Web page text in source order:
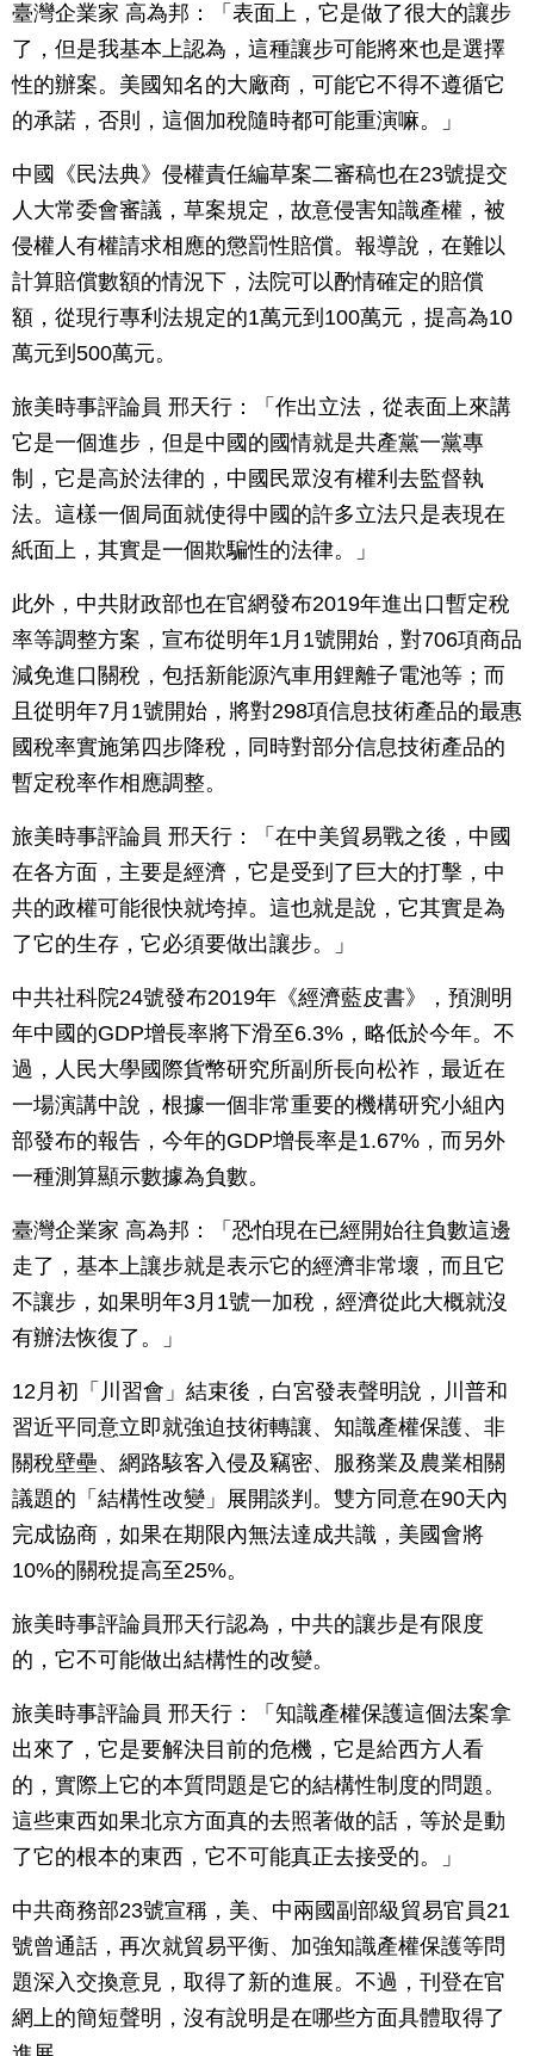
臺灣企業家 高為邦：「表面上，它是做了很大的讓步
了，但是我基本上認為，這種讓步可能將來也是選擇
性的辦案。美國知名的大廠商，可能它不得不遵循它
的承諾，否則，這個加稅隨時都可能重演嘛。」
中國《民法典》侵權責任編草案二審稿也在23號提交
人大常委會審議，草案規定，故意侵害知識產權，被
侵權人有權請求相應的懲罰性賠償。報導說，在難以
計算賠償數額的情況下，法院可以酌情確定的賠償
額，從現行專利法規定的1萬元到100萬元，提高為10
萬元到500萬元。
旅美時事評論員 邢天行：「作出立法，從表面上來講
它是一個進步，但是中國的國情就是共產黨一黨專
制，它是高於法律的，中國民眾沒有權利去監督執
法。這樣一個局面就使得中國的許多立法只是表現在
紙面上，其實是一個欺騙性的法律。」
此外，中共財政部也在官網發布2019年進出口暫定稅
率等調整方案，宣布從明年1月1號開始，對706項商品
減免進口關稅，包括新能源汽車用鋰離子電池等；而
且從明年7月1號開始，將對298項信息技術產品的最惠
國稅率實施第四步降稅，同時對部分信息技術產品的
暫定稅率作相應調整。
旅美時事評論員 邢天行：「在中美貿易戰之後，中國
在各方面，主要是經濟，它是受到了巨大的打擊，中
共的政權可能很快就垮掉。這也就是說，它其實是為
了它的生存，它必須要做出讓步。」
中共社科院24號發布2019年《經濟藍皮書》，預測明
年中國的GDP增長率將下滑至6.3%，略低於今年。不
過，人民大學國際貨幣研究所副所長向松祚，最近在
一場演講中說，根據一個非常重要的機構研究小組內
部發布的報告，今年的GDP增長率是1.67%，而另外
一種測算顯示數據為負數。
臺灣企業家 高為邦：「恐怕現在已經開始往負數這邊
走了，基本上讓步就是表示它的經濟非常壞，而且它
不讓步，如果明年3月1號一加稅，經濟從此大概就沒
有辦法恢復了。」
12月初「川習會」結束後，白宮發表聲明說，川普和
習近平同意立即就強迫技術轉讓、知識產權保護、非
關稅壁壘、網路駭客入侵及竊密、服務業及農業相關
議題的「結構性改變」展開談判。雙方同意在90天內
完成協商，如果在期限內無法達成共識，美國會將
10%的關稅提高至25%。
旅美時事評論員邢天行認為，中共的讓步是有限度
的，它不可能做出結構性的改變。
旅美時事評論員 邢天行：「知識產權保護這個法案拿
出來了，它是要解決目前的危機，它是給西方人看
的，實際上它的本質問題是它的結構性制度的問題。
這些東西如果北京方面真的去照著做的話，等於是動
了它的根本的東西，它不可能真正去接受的。」
中共商務部23號宣稱，美、中兩國副部級貿易官員21
號曾通話，再次就貿易平衡、加強知識產權保護等問
題深入交換意見，取得了新的進展。不過，刊登在官
網上的簡短聲明，沒有說明是在哪些方面具體取得了